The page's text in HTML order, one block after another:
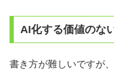
AI化する価値のな
書き方が難しいですが